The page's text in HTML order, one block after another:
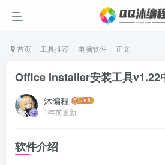
首页 工具推荐 电脑软件 正文
Office Installer安装工具v1.22
沐编程
1年前更新
软件介绍